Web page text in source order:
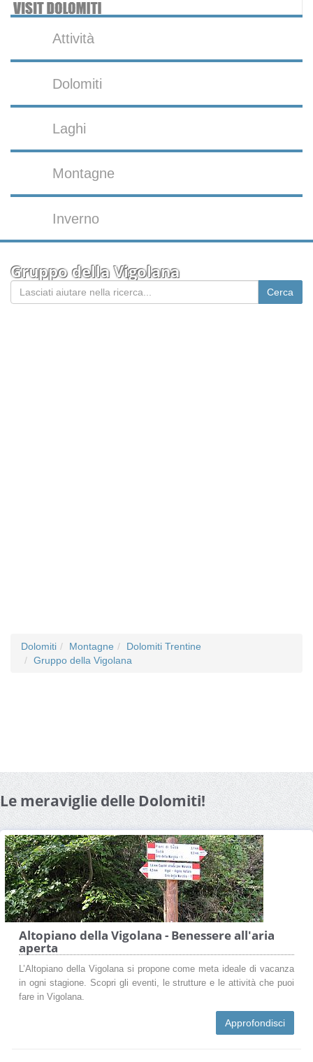
Attività
Dolomiti
Laghi
Montagne
Inverno
Gruppo della Vigolana
Dolomiti Montagne
Dolomiti Trentine
Gruppo della Vigolana
Le meraviglie delle Dolomiti!
Altopiano della Vigolana - Benessere all'aria
aperta
L’Altopiano della Vigolana si propone come meta ideale di vacanza
in ogni stagione. Scopri gli eventi, le strutture e le attività che puoi
fare in Vigolana.
Approfondisci